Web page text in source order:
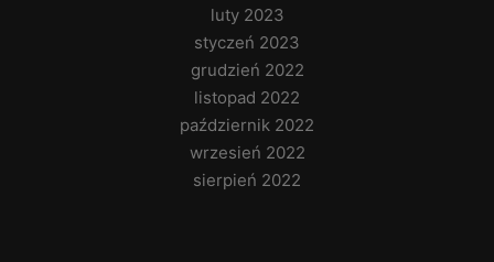
luty 2023
styczeń 2023
grudzień 2022
listopad 2022
październik 2022
wrzesień 2022
sierpień 2022